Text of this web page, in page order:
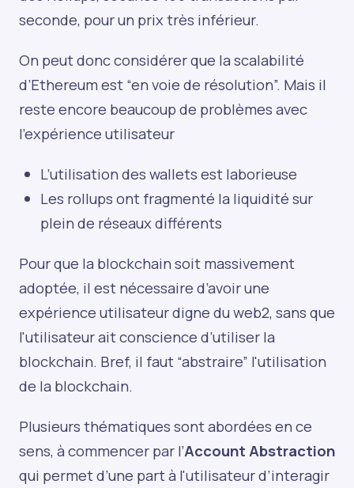
seconde, pour un prix très inférieur.
On peut donc considérer que la scalabilité
d’Ethereum est “en voie de résolution”. Mais il
reste encore beaucoup de problèmes avec
l’expérience utilisateur
L’utilisation des wallets est laborieuse
Les rollups ont fragmenté la liquidité sur
plein de réseaux différents
Pour que la blockchain soit massivement
adoptée, il est nécessaire d’avoir une
expérience utilisateur digne du web2, sans que
l'utilisateur ait conscience d’utiliser la
blockchain. Bref, il faut “abstraire” l'utilisation
de la blockchain.
Plusieurs thématiques sont abordées en ce
sens, à commencer par l’Account Abstraction
qui permet d’une part à l'utilisateur d’interagir